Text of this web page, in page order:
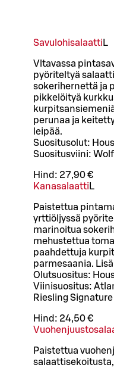
Savulohisalaatti L
Vltavassa
pyöriteltyä
sokerihernettä ja
pikkelöityä
perunaa ja
leipää.
Suositusolut:
Suositusviini:
Hind: 27,90 €
Kanasalaatti L
Paistettua
yrttiöljyssä
marinoitua
mehustettua
paahdettuja
parmesaania.
Olutsuositus:
Viinisuositus:
Riesling Signature
Hind: 24,50 €
Paistettua